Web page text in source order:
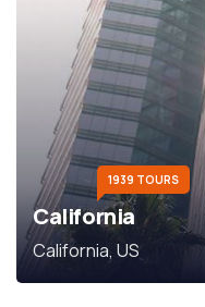
1939 TOURS
California
California, US